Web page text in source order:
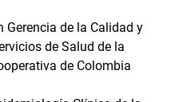
Gerencia de la Calidad y
de Salud de la
de Colombia